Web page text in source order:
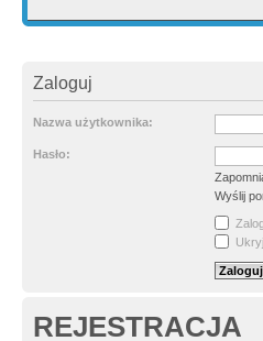
Zaloguj
Nazwa użytkownika:
Hasło:
Wyślij
REJESTRACJA